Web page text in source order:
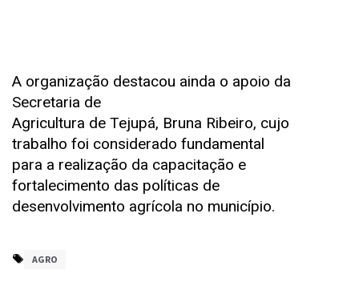
A organização destacou ainda o apoio da
Secretaria de
Agricultura de Tejupá, Bruna Ribeiro, cujo
trabalho foi considerado fundamental
para a realização da capacitação e
fortalecimento das políticas de
desenvolvimento agrícola no município.
AGRO